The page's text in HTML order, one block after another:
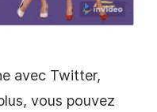
avec Twitter,
vous pouvez